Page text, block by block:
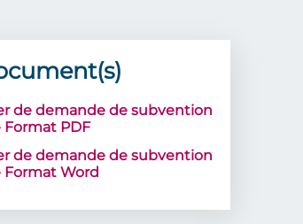
de demande de subvention
Format PDF
de demande de subvention
Format Word